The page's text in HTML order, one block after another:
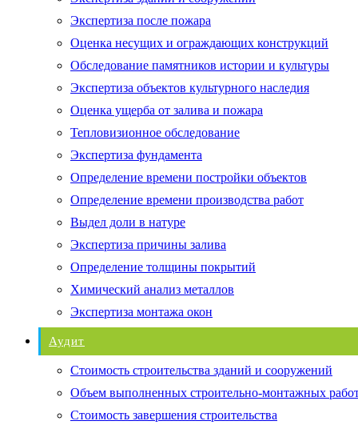
Экспертиза после пожара
Оценка несущих и ограждающих конструкций
Обследование памятников истории и культуры
Экспертиза объектов культурного наследия
Оценка ущерба от залива и пожара
Тепловизионное обследование
Экспертиза фундамента
Определение времени постройки объектов
Определение времени производства работ
Выдел доли в натуре
Экспертиза причины залива
Определение толщины покрытий
Химический анализ металлов
Экспертиза монтажа окон
Аудит
Стоимость строительства зданий и сооружений
Объем выполненных строительно-монтажных
Стоимость завершения строительства